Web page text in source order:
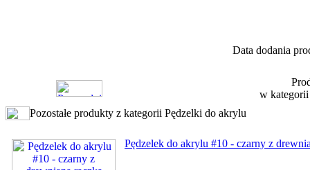
Data dodania
w
Pozostałe produkty z kategorii Pędzelki do akrylu
Pędzelek do akrylu #10 - czarny z